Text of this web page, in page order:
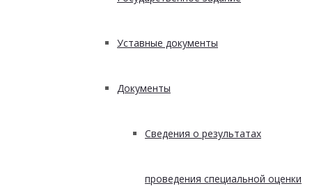
Уставные документы
Документы
Сведения о результатах
проведения специальной оценки